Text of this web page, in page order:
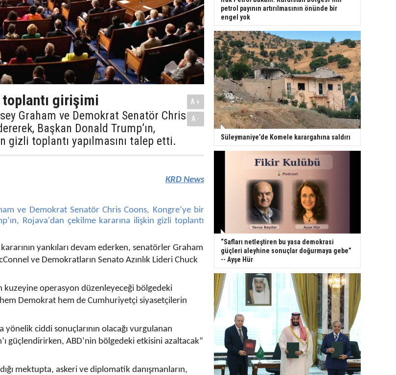
toplantı girişimi
Graham ve Demokrat Senatör Chris
Başkan Donald Trump’ın,
gizli toplantı yapılmasını talep etti.
A+
A-
KRD News
ve Demokrat Senatör Chris Coons, Kongre’ye bir
Rojava'dan çekilme kararına ilişkin gizli toplantı
yankıları devam ederken, senatörler Graham
ve Demokratların Senato Azınlık Lideri Chuck
kuzeyine operasyon düzenleyeceği bölgedeki
Demokrat hem de Cumhuriyetçi siyasetçilerin
yönelik ciddi sonuçlarının olacağı vurgulanan
güçlendirirken, ABD’nin bölgedeki etkisini azaltacak”
mektupta, askeri ve diplomatik danışmanların,
petrol payının artırılmasının önünde bir
engel yok
Süleymaniye’de Komele karargahına saldırı
“Safları netleştiren bu yasa demokrasi
güçleri aleyhine sonuçlar doğurmaya gebe”
-- Ayşe Hür